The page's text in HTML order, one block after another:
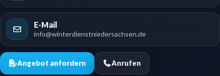
E-Mail
info@winterdienstniedersachsen.de
Angebot anfordern Anrufen